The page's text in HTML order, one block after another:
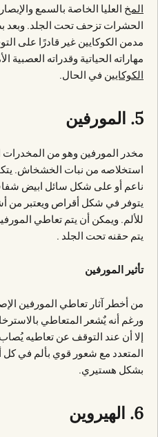
المخ العليا الخاصة بالسمع
الحشرات تزحف تحت الجلد. وبعد
مدمن الكوكايين غير قادرًا على
مهاراته الحياتية وقدراته العصبية
الكوكايين في الحال.
5. المورفين
مخدر المورفين وهو من المخدرات
استخلاصه من نبات الخشخاش.
ناعم أو على شكل سائل ابيض شفاف
يتوفر في شكل أقراص ويعتبر من
للألم. ويمكن أن يتم تعاطي
يتم حقنه تحت الجلد .
تأثير المورفين
من أخطر آثار تعاطي المورفين
ورغم أنه يٌشعر المتعاطي
إلا أن عند التوقف عن تعاطيه
المتعدد مع شعور قوي بألم في كل
بشكل هستيري.
6. الهيروين